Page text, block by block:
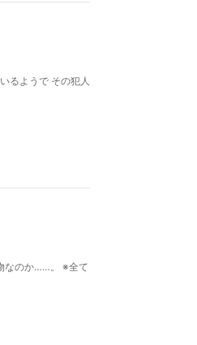
るようで その犯人
なのか……。 ※全て